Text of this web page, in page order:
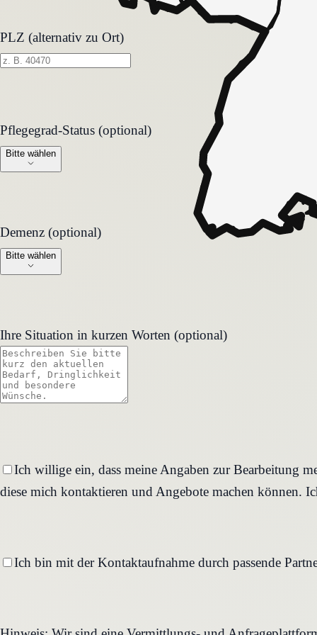
PLZ (alternativ zu Ort)
Pflegegrad-Status (optional)
Pflegegrad-Status (optional)
Bitte wählen
Demenz (optional)
Demenz (optional)
Bitte wählen
Ihre Situation in kurzen Worten (optional)
Ich willige ein, dass meine Angaben zur Bearbeitung
diese mich kontaktieren und Angebote machen können.
Ich bin mit der Kontaktaufnahme durch passende